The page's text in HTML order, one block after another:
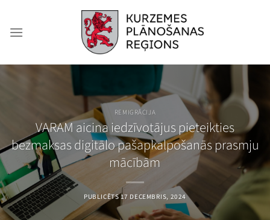
content
REMIGRĀCIJA
VARAM aicina iedzīvotājus pieteikties
bezmaksas digitālo pašapkalpošanās prasmju
mācībām
PUBLICĒTS17 DECEMBRIS, 2024